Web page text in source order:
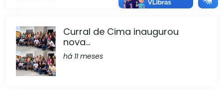
Curral de Cima inaugurou
nova...
há 11 meses